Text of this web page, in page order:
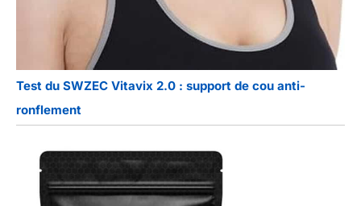
Test du SWZEC Vitavix 2.0 : support de cou anti-
ronflement